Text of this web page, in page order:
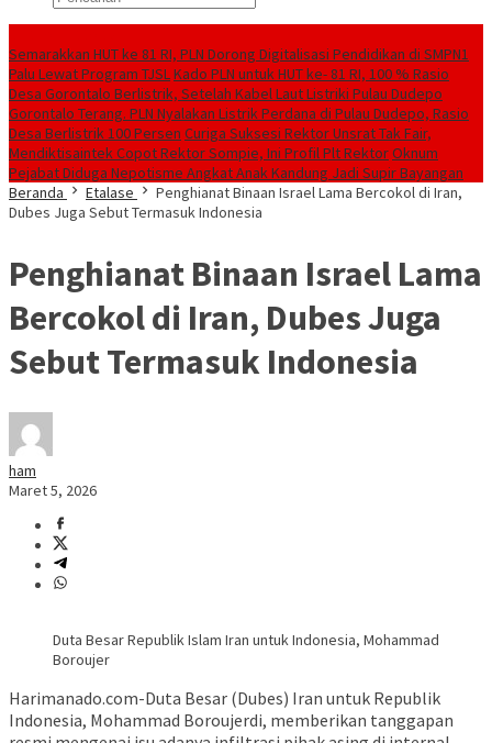
Semarakkan HUT ke 81 RI, PLN Dorong Digitalisasi Pendidikan di SMPN1
Palu Lewat Program TJSLKado PLN untuk HUT ke- 81 RI, 100 % Rasio
Desa Gorontalo Berlistrik, Setelah Kabel Laut Listriki Pulau Dudepo
Gorontalo Terang. PLN Nyalakan Listrik Perdana di Pulau Dudepo, Rasio
Desa Berlistrik 100 Persen Curiga Suksesi Rektor Unsrat Tak Fair,
Mendiktisaintek Copot Rektor Sompie, Ini Profil Plt RektorOknum
Pejabat Diduga Nepotisme Angkat Anak Kandung Jadi Supir Bayangan
Beranda
Etalase
Penghianat Binaan Israel Lama Bercokol di Iran,
Dubes Juga Sebut Termasuk Indonesia
Penghianat Binaan Israel Lama
Bercokol di Iran, Dubes Juga
Sebut Termasuk Indonesia
ham
Maret 5, 2026
Duta Besar Republik Islam Iran untuk Indonesia, Mohammad
Boroujer
Harimanado.com-Duta Besar (Dubes) Iran untuk Republik
Indonesia, Mohammad Boroujerdi, memberikan tanggapan